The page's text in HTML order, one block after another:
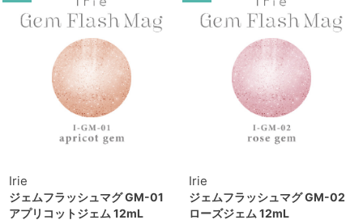
Irie
ジェムフラッシュマグ GM-01
アプリコットジェム 12mL
Irie
ジェムフラッシュマグ GM-02
ローズジェム 12mL